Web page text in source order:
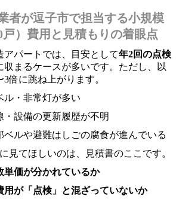
者が逗子市で担当する小規模
戸）費用と見積もりの着眼点
アパートでは、目安として年2回の点検
収まるケースが多いです。ただし、以
倍に跳ね上がります。
ル・非常灯が多い
・設備の更新履歴が不明
ベルや避難はしごの腐食が進んでいる
見てほしいのは、見積書のここです。
単価が分かれているか
用が「点検」と混ざっていないか